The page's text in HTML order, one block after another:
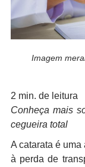
Imagem
2 min. de leitura
Conheça mais
cegueira total
A catarata é
à perda de